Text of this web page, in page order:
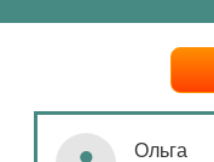
Наталья